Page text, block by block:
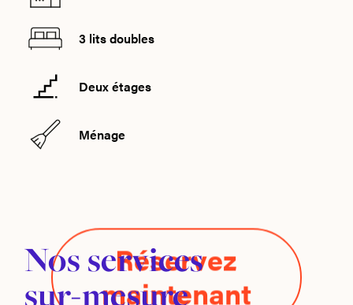
Réservez
maintenant
3 lits doubles
Deux étages
Ménage
Nos services
sur-mesure